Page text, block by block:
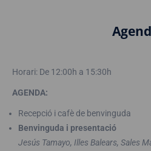
Horari: De 12:00h a 15:30h
AGENDA:
Recepció i cafè de benvinguda
Benvinguda i presentació
Jesús Tamayo, Illes Balears, Sales